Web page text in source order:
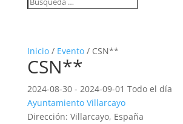
Inicio/ Evento/ CSN**
CSN**
2024-08-30 - 2024-09-01 Todo el día
Ayuntamiento Villarcayo
Dirección: Villarcayo, España